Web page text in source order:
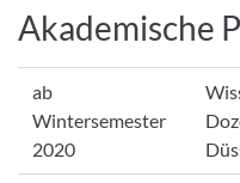
Akademische
ab
Wintersemester
2020